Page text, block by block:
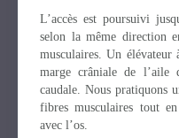
L’accès est poursuivi
selon la même direction
musculaires. Un élévateur
marge crâniale de l’aile
caudale. Nous pratiquons
fibres musculaires tout
avec l’os.